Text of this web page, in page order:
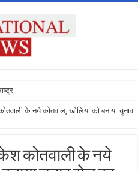
के नये कोतवाल, खोलिया को बनाया चुनाव
कोतवाली के नये